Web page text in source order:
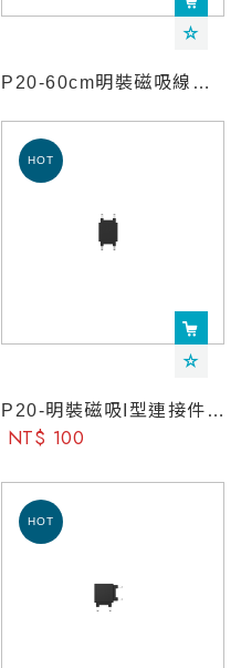
P20-60cm明裝磁吸線條燈-YeelightPro
P20-明裝磁吸I型連接件-YeelightPro
NT$ 100